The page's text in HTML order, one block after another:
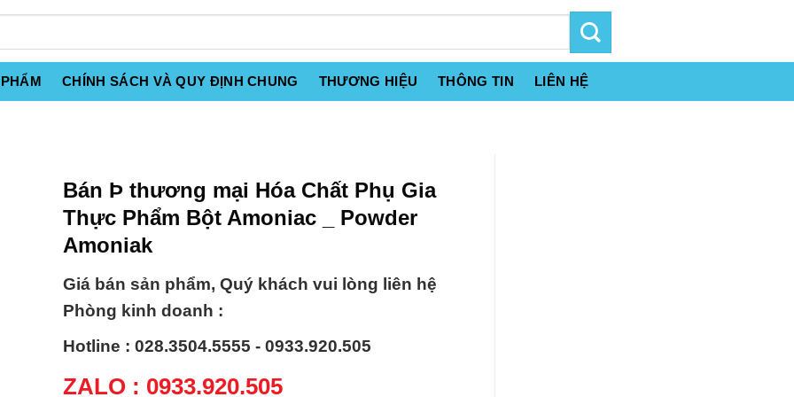
CHÍNH SÁCH VÀ QUY ĐỊNH CHUNG THƯƠNG HIỆU THÔNG TIN LIÊN HỆ
Bán Þ thương mại Hóa Chất Phụ Gia
Thực Phẩm Bột Amoniac _ Powder
Amoniak
Giá bán sản phẩm, Quý khách vui lòng liên hệ
Phòng kinh doanh :
Hotline : 028.3504.5555 - 0933.920.505
ZALO : 0933.920.505